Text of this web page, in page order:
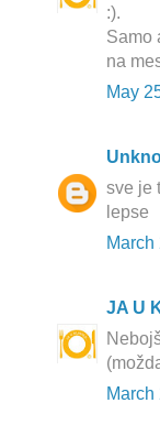
:).
Samo
na
May
sve je
lepse
March
JA U
March